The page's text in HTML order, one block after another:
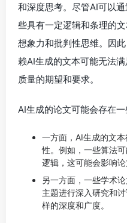
和深度思考。尽管AI可以
些具有一定逻辑和条理的
想象力和批判性思维。因
赖AI生成的文本可能无法
质量的期望和要求。
AI生成的论文可能会存在一
一方面，AI生成的文
性。例如，一些算法
逻辑，这可能会影响论
另一方面，一些学术
主题进行深入研究和
样的深度和广度。